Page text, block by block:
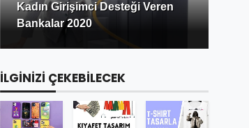
Kadın Girişimci Desteği Veren
Bankalar 2020
İLGİNİZİ ÇEKEBİLECEK